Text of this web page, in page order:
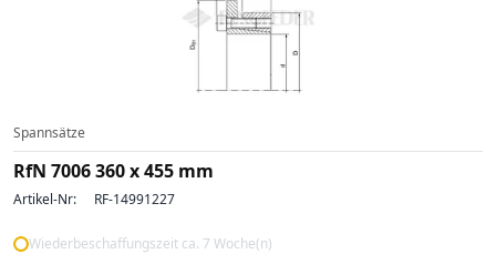
Spannsätze
RfN 7006 360 x 455 mm
Artikel-Nr: RF-14991227
Wiederbeschaffungszeit ca. 7 Woche(n)